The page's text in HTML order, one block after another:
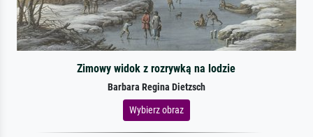
Zimowy widok z rozrywką na lodzie
Barbara Regina Dietzsch
Wybierz obraz